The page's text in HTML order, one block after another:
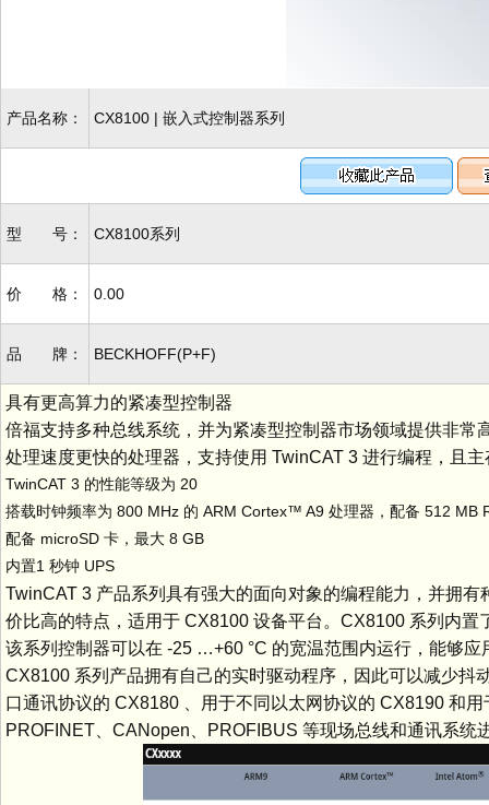
产品名称： CX8100 | 嵌入式控制器系列
型 号： CX8100系列
价 格： 0.00
品 牌： BECKHOFF(P+F)
具有更高算力的紧凑型控制器
倍福支持多种总线系统，并为紧凑型控制器市场领域提供非
处理速度更快的处理器，支持使用 TwinCAT 3 进行编程，且
TwinCAT 3 的性能等级为 20
搭载时钟频率为 800 MHz 的 ARM Cortex™ A9 处理器，配备 512 MB
配备 microSD 卡，最大 8 GB
内置1 秒钟 UPS
TwinCAT 3 产品系列具有强大的面向对象的编程能力，并拥
价比高的特点，适用于 CX8100 设备平台。CX8100 系列内
该系列控制器可以在 -25 …+60 °C 的宽温范围内运行，能够应
CX8100 系列产品拥有自己的实时驱动程序，因此可以减少
口通讯协议的 CX8180 、用于不同以太网协议的 CX8190 和
PROFINET、CANopen、PROFIBUS 等现场总线和通讯系统